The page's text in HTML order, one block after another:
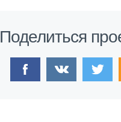
Поделиться